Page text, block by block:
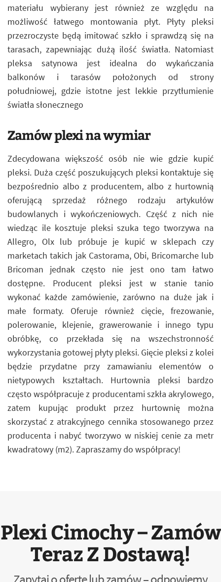
materiału wybierany jest również ze względu na
możliwość łatwego montowania płyt. Płyty pleksi
przezroczyste będą imitować szkło i sprawdzą się na
tarasach, zapewniając dużą ilość światła. Natomiast
pleksa satynowa jest idealna do wykańczania
balkonów i tarasów położonych od strony
południowej, gdzie istotne jest lekkie przytłumienie
światła słonecznego
Zamów plexi na wymiar
Zdecydowana większość osób nie wie gdzie kupić
pleksi. Duża część poszukujących pleksi kontaktuje się
bezpośrednio albo z producentem, albo z hurtownią
oferującą sprzedaż różnego rodzaju artykułów
budowlanych i wykończeniowych. Część z nich nie
wiedząc ile kosztuje pleksi szuka tego tworzywa na
Allegro, Olx lub próbuje je kupić w sklepach czy
marketach takich jak Castorama, Obi, Bricomarche lub
Bricoman jednak często nie jest ono tam łatwo
dostępne. Producent pleksi jest w stanie tanio
wykonać każde zamówienie, zarówno na duże jak i
małe formaty. Oferuje również cięcie, frezowanie,
polerowanie, klejenie, grawerowanie i innego typu
obróbkę, co przekłada się na wszechstronność
wykorzystania gotowej płyty pleksi. Gięcie pleksi z kolei
będzie przydatne przy zamawianiu elementów o
nietypowych kształtach. Hurtownia pleksi bardzo
często współpracuje z producentami szkła akrylowego,
zatem kupując produkt przez hurtownię można
skorzystać z atrakcyjnego cennika stosowanego przez
producenta i nabyć tworzywo w niskiej cenie za metr
kwadratowy (m2). Zapraszamy do współpracy!
Plexi Cimochy – Zamów
Teraz Z Dostawą!